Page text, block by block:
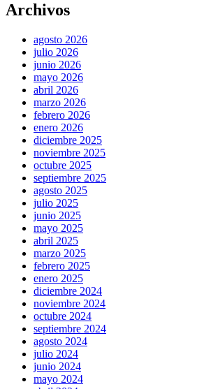
Archivos
agosto 2026
julio 2026
junio 2026
mayo 2026
abril 2026
marzo 2026
febrero 2026
enero 2026
diciembre 2025
noviembre 2025
octubre 2025
septiembre 2025
agosto 2025
julio 2025
junio 2025
mayo 2025
abril 2025
marzo 2025
febrero 2025
enero 2025
diciembre 2024
noviembre 2024
octubre 2024
septiembre 2024
agosto 2024
julio 2024
junio 2024
mayo 2024